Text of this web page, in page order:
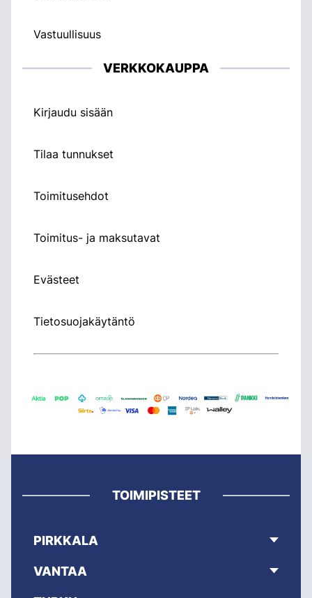
Vastuullisuus
VERKKOKAUPPA
Kirjaudu sisään
Tilaa tunnukset
Toimitusehdot
Toimitus- ja maksutavat
Evästeet
Tietosuojakäytäntö
TOIMIPISTEET
PIRKKALA
VANTAA